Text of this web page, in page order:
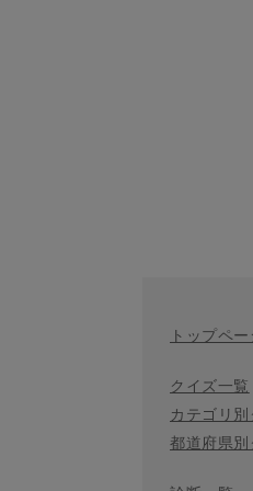
トップペー
クイズ一覧
カテゴリ
都道府県